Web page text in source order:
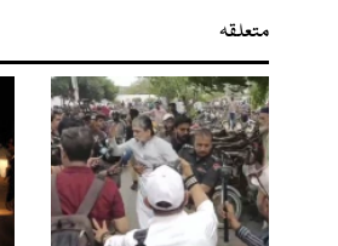
متعلقہ